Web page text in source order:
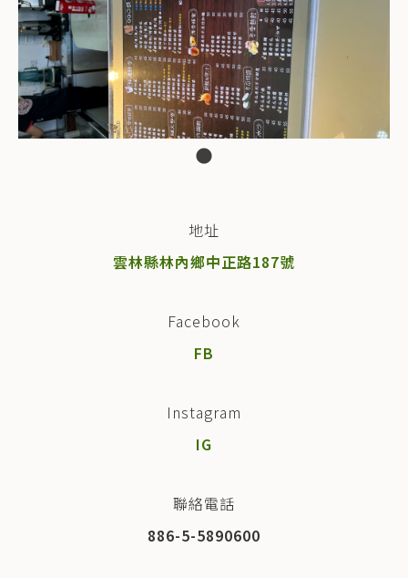
地址
雲林縣林內鄉中正路187號
Facebook
FB
Instagram
IG
聯絡電話
886-5-5890600